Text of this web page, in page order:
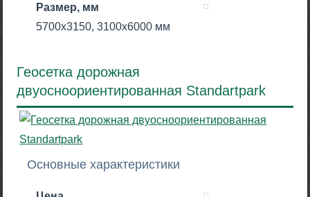
Размер, мм
5700х3150, 3100х6000 мм
Геосетка дорожная
двуосноориентированная Standartpark
Основные характеристики